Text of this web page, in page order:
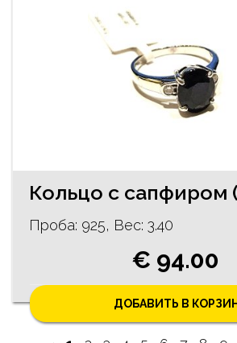
Проба: 925, Bес: 3.40
€ 94.00
ДОБАВИТЬ В